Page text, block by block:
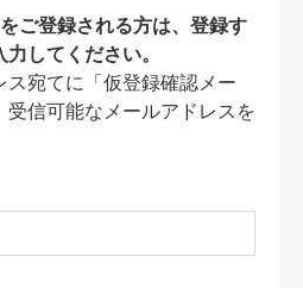
ご登録される方は、登録す
してください。
ス宛てに「仮登録確認メー
信可能なメールアドレスを